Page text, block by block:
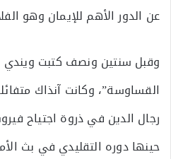
عن الدور الأهم للإيمان وهو
وقبل سنتين ونصف كتبت ويندي
القساوسة”، وكانت آنذاك
رجال الدين في ذروة اجتياح
حينها دوره التقليدي في بث